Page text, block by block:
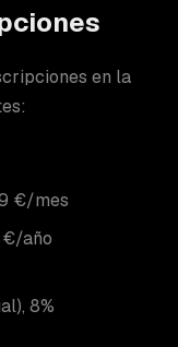
en la
€/mes
€/año
8%